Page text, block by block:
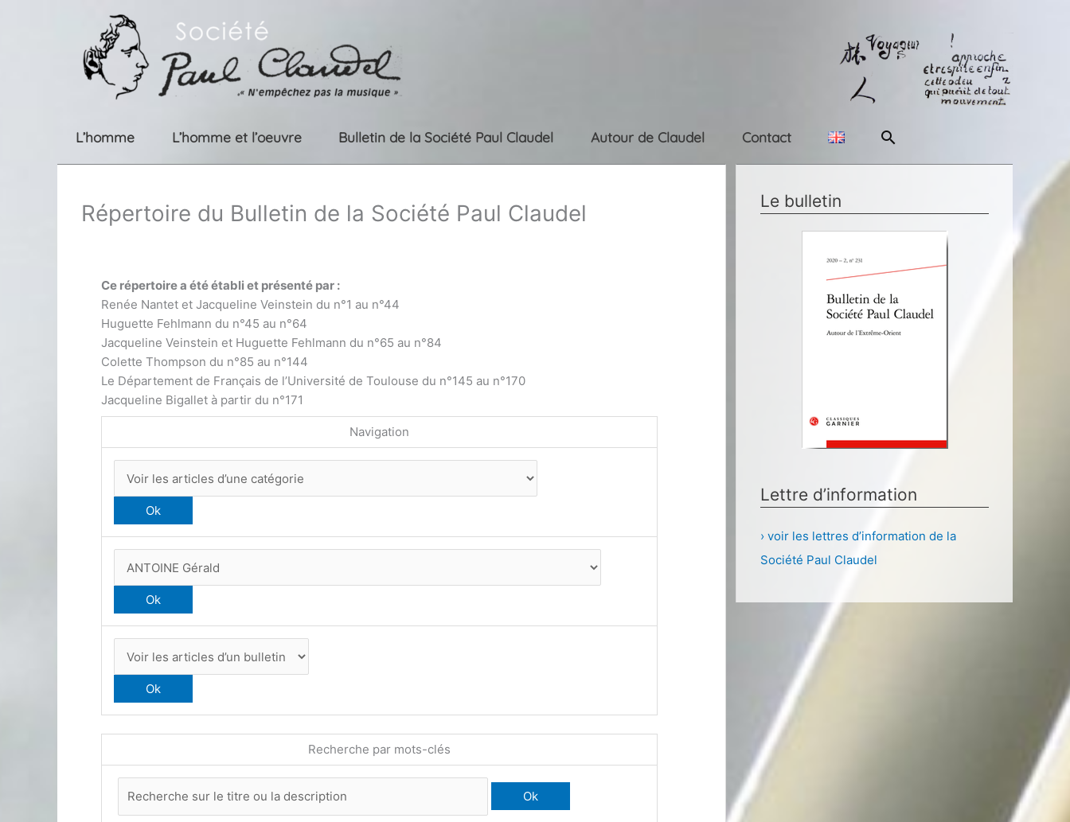
L’homme L’homme et l’oeuvre Bulletin de la Société Paul Claudel Autour de Claudel Contact Rechercher
Répertoire du Bulletin de la Société Paul Claudel
Ce répertoire a été établi et présenté par :
Renée Nantet et Jacqueline Veinstein du n°1 au n°44
Huguette Fehlmann du n°45 au n°64
Jacqueline Veinstein et Huguette Fehlmann du n°65 au n°84
Colette Thompson du n°85 au n°144
Le Département de Français de l’Université de Toulouse du n°145 au n°170
Jacqueline Bigallet à partir du n°171
Navigation
Recherche par mots-clés
Le bulletin
Lettre d’information
› voir les lettres d’information de la
Société Paul Claudel